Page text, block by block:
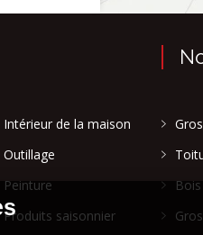
Intérieur de la maison
Outillage
Peinture
Produits saisonnier
Bois